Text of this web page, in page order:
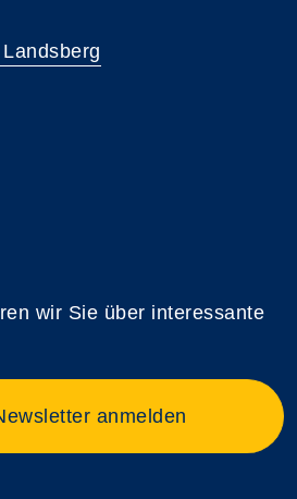
wir Sie über interessante
anmelden